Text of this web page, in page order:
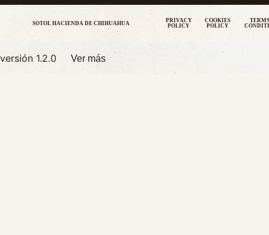
SOTOL HACIENDA DE CHIHUAHUA
PRIVACY
POLICY
COOKIES
POLICY
versión 1.2.0 Ver más